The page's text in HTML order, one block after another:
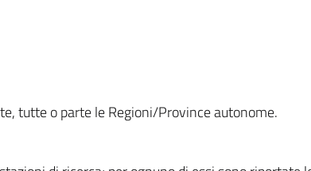
tutte o parte le Regioni/Province autonome.